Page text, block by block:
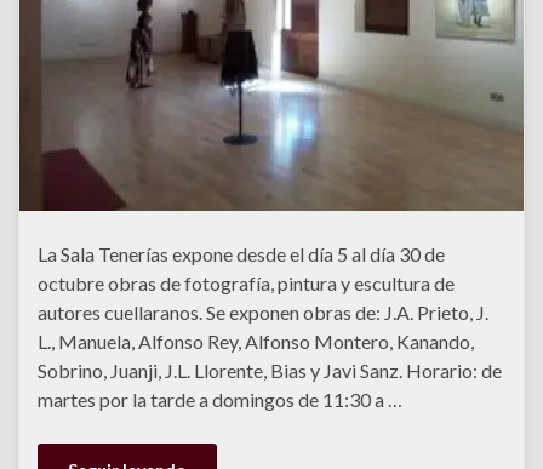
La Sala Tenerías expone desde el día 5 al día 30 de
octubre obras de fotografía, pintura y escultura de
autores cuellaranos. Se exponen obras de: J.A. Prieto, J.
L., Manuela, Alfonso Rey, Alfonso Montero, Kanando,
Sobrino, Juanji, J.L. Llorente, Bias y Javi Sanz. Horario: de
martes por la tarde a domingos de 11:30 a …